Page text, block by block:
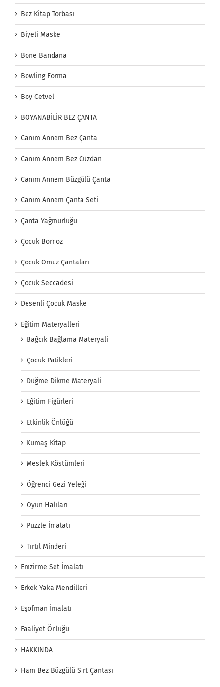
Bez Kitap Torbası
Biyeli Maske
Bone Bandana
Bowling Forma
Boy Cetveli
BOYANABİLİR BEZ ÇANTA
Canım Annem Bez Çanta
Canım Annem Bez Cüzdan
Canım Annem Büzgülü Çanta
Canım Annem Çanta Seti
Çanta Yağmurluğu
Çocuk Bornoz
Çocuk Omuz Çantaları
Çocuk Seccadesi
Desenli Çocuk Maske
Eğitim Materyalleri
Bağcık Bağlama Materyali
Çocuk Patikleri
Düğme Dikme Materyali
Eğitim Figürleri
Etkinlik Önlüğü
Kumaş Kitap
Meslek Köstümleri
Öğrenci Gezi Yeleği
Oyun Halıları
Puzzle İmalatı
Tırtıl Minderi
Emzirme Set İmalatı
Erkek Yaka Mendilleri
Eşofman İmalatı
Faaliyet Önlüğü
HAKKINDA
Ham Bez Büzgülü Sırt Çantası